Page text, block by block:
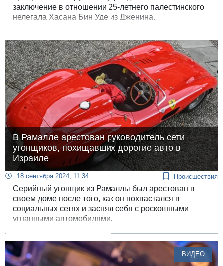
заключение в отношении 25-летнего палестинского
нелегала Хасана Бин Уде из Дженина,
проведенное ЦАХАЛ в связи с инцидентом,
выявило ряд серьезных неполадок в системе
безопасности на базе.
В Рамалле арестован руководитель сети
угонщиков, похищавших дорогие авто в
Израиле
18 сентября 2024, 11:34 Происшествия
Серийный угонщик из Рамаллы был арестован в
своем доме после того, как он похвастался в
социальных сетях и заснял себя с роскошными
угнанными автомобилями.
ВИДЕО